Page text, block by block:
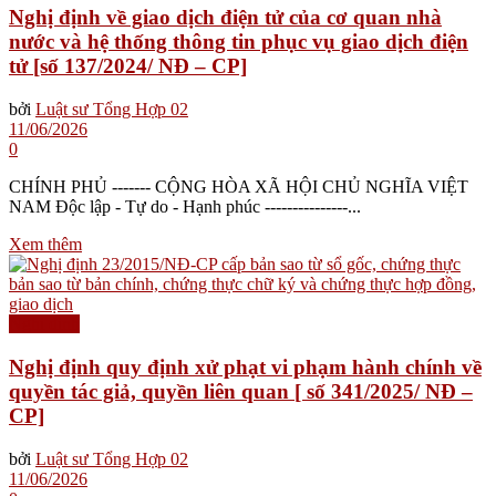
Nghị định về giao dịch điện tử của cơ quan nhà
nước và hệ thống thông tin phục vụ giao dịch điện
tử [số 137/2024/ NĐ – CP]
bởi Luật sư Tổng Hợp 02
11/06/2026
0
CHÍNH PHỦ ------- CỘNG HÒA XÃ HỘI CHỦ NGHĨA VIỆT
NAM Độc lập - Tự do - Hạnh phúc ---------------...
Xem thêm
Nghị định quy định xử phạt vi phạm hành chính về
quyền tác giả, quyền liên quan [ số 341/2025/ NĐ –
CP]
bởi Luật sư Tổng Hợp 02
11/06/2026